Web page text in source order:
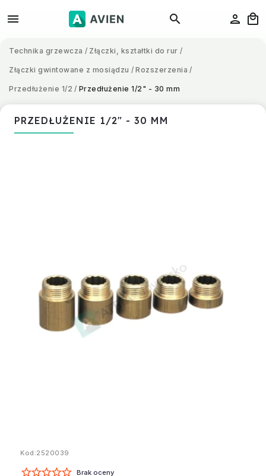
Technika grzewcza / Złączki, kształtki do rur /
Złączki gwintowane z mosiądzu / Rozszerzenia /
Przedłużenie 1/2 / Przedłużenie 1/2" - 30 mm
PRZEDŁUŻENIE 1/2" - 30 MM
Kod:2520039
Brak oceny